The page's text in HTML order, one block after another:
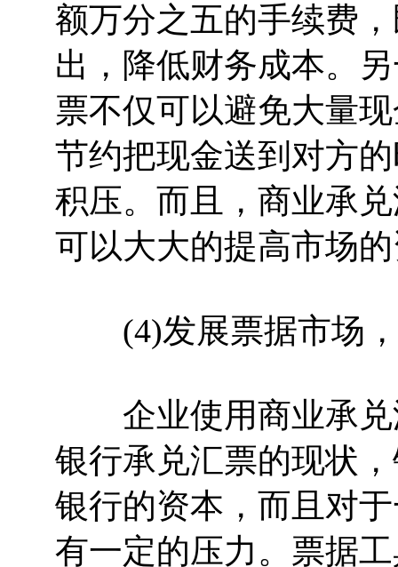
额万分之五的手续费
出，降低财务成本。
票不仅可以避免大量
节约把现金送到对方
积压。而且，商业承
可以大大的提高市场
(4)发展票据市场，
企业使用商业承兑
银行承兑汇票的现状
银行的资本，而且对
有一定的压力。票据